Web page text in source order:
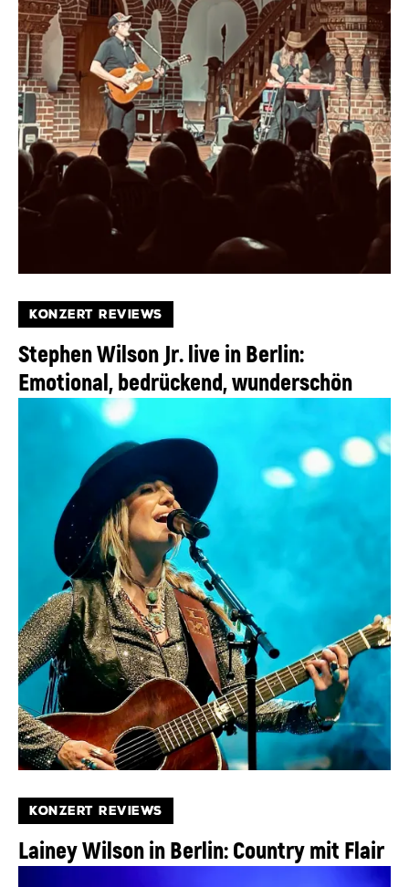
KONZERT REVIEWS
Stephen Wilson Jr. live in Berlin:
Emotional, bedrückend, wunderschön
KONZERT REVIEWS
Lainey Wilson in Berlin: Country mit Flair